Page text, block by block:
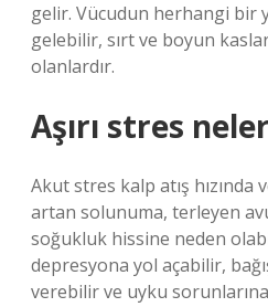
gelir. Vücudun herhangi bir
gelebilir, sırt ve boyun
olanlardır.
Aşırı stres
Akut stres kalp atış hızında
artan solunuma, terleyen
soğukluk hissine neden
depresyona yol açabilir,
verebilir ve uyku